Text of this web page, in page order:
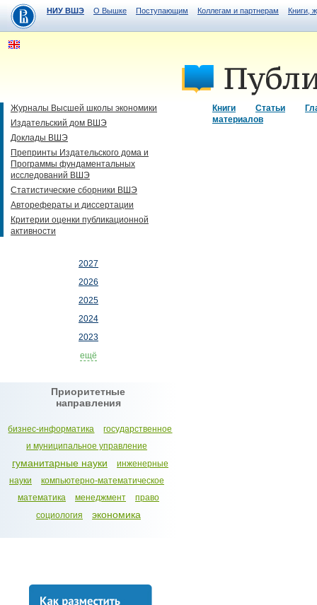
НИУ ВШЭ О Вышке Поступающим Коллегам и партнерам Книги,
Книги Статьи
материалов
Журналы Высшей школы экономики
Издательский дом ВШЭ
Доклады ВШЭ
Препринты Издательского дома и
Программы фундаментальных
исследований ВШЭ
Статистические сборники ВШЭ
Авторефераты и диссертации
Критерии оценки публикационной
активности
2027
2026
2025
2024
2023
ещё
Приоритетные
направления
бизнес-информатика
государственное
и муниципальное управление
гуманитарные науки
инженерные
науки
компьютерно-математическое
математика
менеджмент
право
социология
экономика